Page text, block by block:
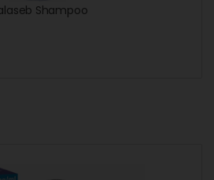
Shampoo